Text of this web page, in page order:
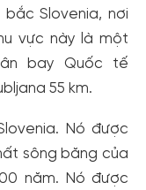
Slovenia, nơi
vực này là một
bay Quốc tế
55 km.
Nó được
sông băng của
năm. Nó được